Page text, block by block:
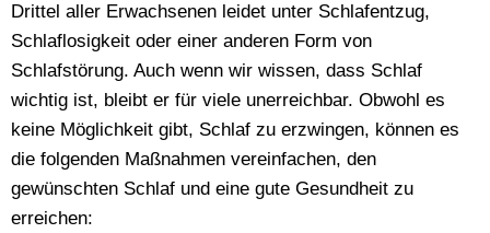
Drittel aller Erwachsenen leidet unter Schlafentzug,
Schlaflosigkeit oder einer anderen Form von
Schlafstörung. Auch wenn wir wissen, dass Schlaf
wichtig ist, bleibt er für viele unerreichbar. Obwohl es
keine Möglichkeit gibt, Schlaf zu erzwingen, können es
die folgenden Maßnahmen vereinfachen, den
gewünschten Schlaf und eine gute Gesundheit zu
erreichen: